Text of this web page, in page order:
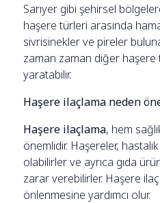
Sarıyer gibi şehirsel
haşere türleri arasında
sivrisinekler ve pireler
zaman zaman diğer
yaratabilir.
Haşere ilaçlama neden
Haşere ilaçlama, hem
önemlidir. Haşereler,
olabilirler ve ayrıca gıda
zarar verebilirler. Haşere
önlenmesine yardımcı olur.